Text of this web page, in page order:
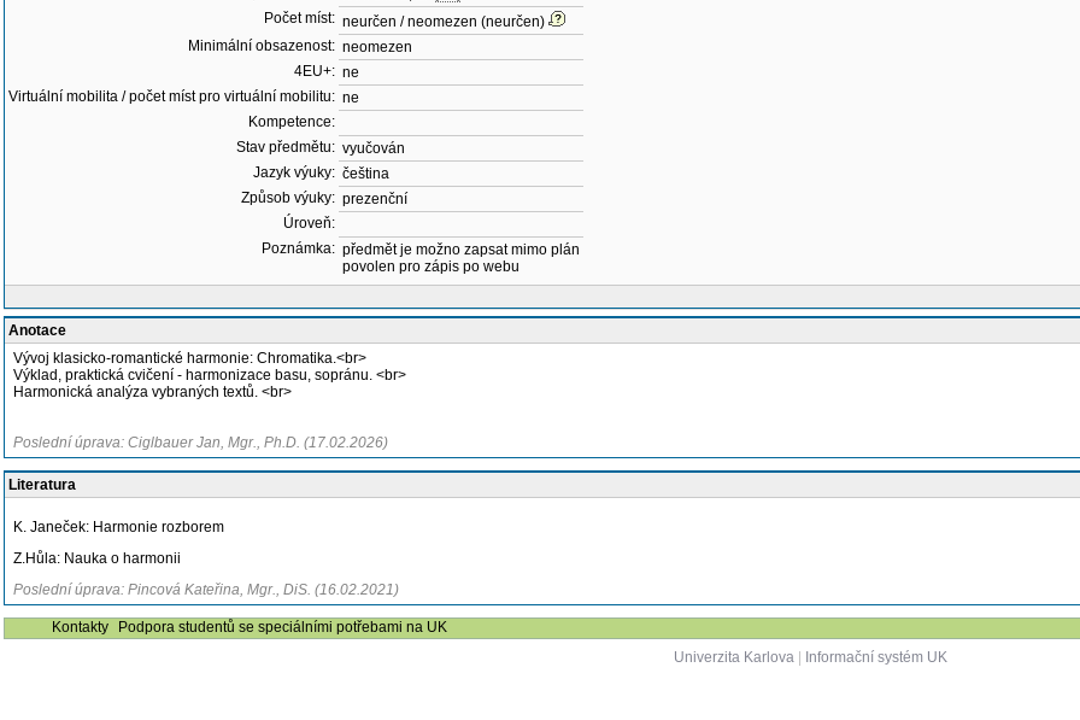
Počet míst: neurčen / neomezen (neurčen)
Minimální obsazenost: neomezen
4EU+: ne
Virtuální mobilita / počet míst pro virtuální mobilitu: ne
Kompetence:
Stav předmětu: vyučován
Jazyk výuky: čeština
Způsob výuky: prezenční
Úroveň:
Poznámka: předmět je možno zapsat mimo plán
povolen pro zápis po webu
Anotace
Vývoj klasicko-romantické harmonie: Chromatika.<br>
Výklad, praktická cvičení - harmonizace basu, sopránu. <br>
Harmonická analýza vybraných textů. <br>
Poslední úprava: Ciglbauer Jan, Mgr., Ph.D. (17.02.2026)
Literatura
K. Janeček: Harmonie rozborem
Z.Hůla: Nauka o harmonii
Poslední úprava: Pincová Kateřina, Mgr., DiS. (16.02.2021)
Kontakty
Podpora studentů se speciálními potřebami na UK
Univerzita Karlova| Informační systém UK